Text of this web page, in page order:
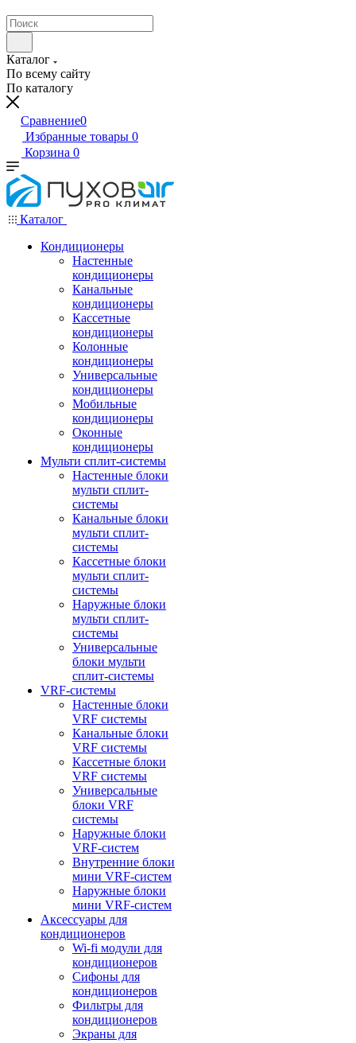
Каталог
По всему сайту
По каталогу
Сравнение0
Избранные товары 0
Корзина 0
Каталог
Кондиционеры
Настенные
кондиционеры
Канальные
кондиционеры
Кассетные
кондиционеры
Колонные
кондиционеры
Универсальные
кондиционеры
Мобильные
кондиционеры
Оконные
кондиционеры
Мульти сплит-системы
Настенные блоки
мульти сплит-
системы
Канальные блоки
мульти сплит-
системы
Кассетные блоки
мульти сплит-
системы
Наружные блоки
мульти сплит-
системы
Универсальные
блоки мульти
сплит-системы
VRF-системы
Настенные блоки
VRF системы
Канальные блоки
VRF системы
Кассетные блоки
VRF системы
Универсальные
блоки VRF
системы
Наружные блоки
VRF-систем
Внутренние блоки
мини VRF-систем
Наружные блоки
мини VRF-систем
Аксессуары для
кондиционеров
Wi-fi модули для
кондиционеров
Сифоны для
кондиционеров
Фильтры для
кондиционеров
Экраны для